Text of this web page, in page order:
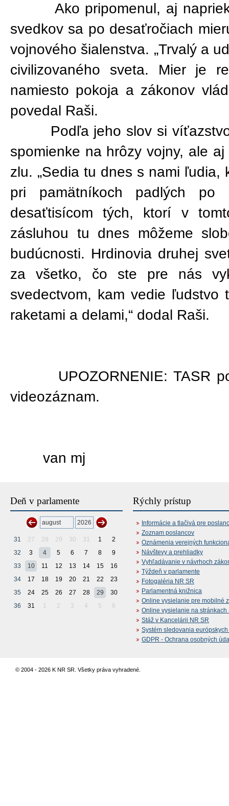
Ako pripomenul, aj napriek
svedkov sa po desaťročiach
vojnového šialenstva. „Trvalý a
civilizovaného sveta. Mier je
namiesto pokoja a zákonov
povedal Raši.
Podľa jeho slov si víťazstvo
spomienke na hrôzy vojny, ale
zlu. „Sedia tu dnes s nami
pri pamätníkoch padlých po
desaťtisícom tých, ktorí v
zásluhou tu dnes môžeme
budúcnosti. Hrdinovia druhej
za všetko, čo ste pre nás
svedectvom, kam vedie ľudstvo
raketami a delami,“ dodal Raši.
UPOZORNENIE: TASR
videozáznam.
van mj
Deň v parlamente
31 27 28 29 30 31 1
2
32
3 4 5 6 7 8
9
33
10 11 12 13 14 15
16
34
17 18 19 20 21 22
23
35
24 25 26 27 28 29
30
36
31 1 2 3 4 5 6
Rýchly prístup
Informácie a tlačivá pre
Zoznam poslancov
Oznámenia verejných
Návštevy a prehliadky
Vyhľadávanie v návrhoch
Týždeň v parlamente
Fotogaléria NR SR
Parlamentná knižnica
Online vysielanie pre mobilné
Online vysielanie na stránkach
Stáž v Kancelárii NR SR
Systém sledovania
GDPR - Ochrana osobných
© 2004 - 2026 K NR SR. Všetky práva vyhradené.